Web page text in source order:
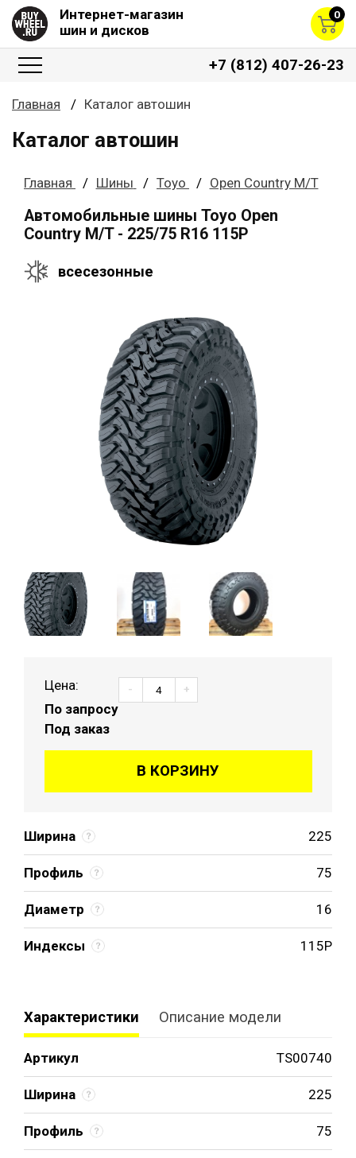
Интернет-магазин
шин и дисков
0
+7 (812) 407-26-23
Главная Каталог автошин
Каталог автошин
Главная Шины Toyo Open Country M/T
Автомобильные шины Toyo Open
Country M/T - 225/75 R16 115P
всесезонные
Ширина 225
Профиль 75
Диаметр 16
Индексы 115P
Цена:
По запросу
Под заказ
- +
В КОРЗИНУ
Характеристики Описание модели
Артикул TS00740
Ширина 225
Профиль 75